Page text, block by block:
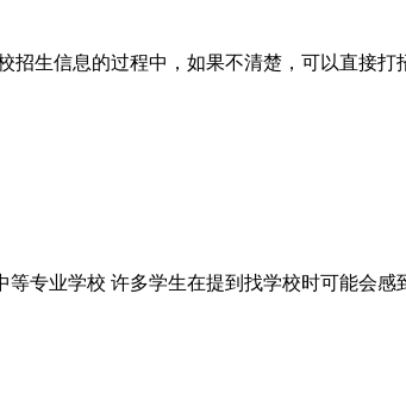
生信息的过程中，如果不清楚，可以直接
专业学校 许多学生在提到找学校时可能会